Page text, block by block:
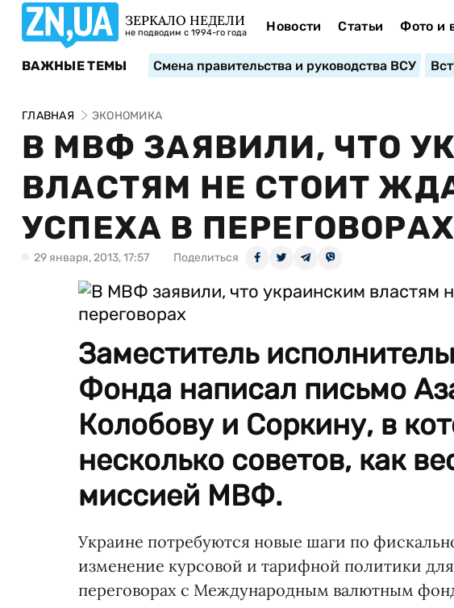
ЗЕРКАЛО НЕДЕЛИ
не подводим с 1994-го года Новости Статьи Фото и
ВАЖНЫЕ ТЕМЫ Смена правительства и руководства ВСУ
ГЛАВНАЯ ЭКОНОМИКА
В МВФ ЗАЯВИЛИ, ЧТО
ВЛАСТЯМ НЕ СТОИТ
УСПЕХА В ПЕРЕГОВОРАХ
29 января, 2013, 17:57 Поделиться
Заместитель
Фонда написал письмо
Колобову и Соркину, в
несколько советов, как
миссией МВФ.
Украине потребуются новые шаги по
изменение курсовой и тарифной политики
переговорах с Международным валютным